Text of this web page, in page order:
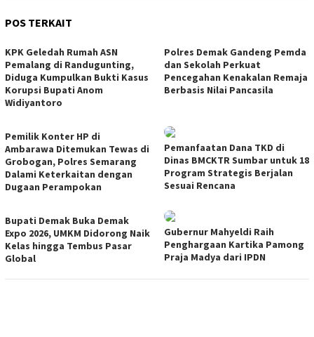
POS TERKAIT
KPK Geledah Rumah ASN
Pemalang di Randugunting,
Diduga Kumpulkan Bukti Kasus
Korupsi Bupati Anom
Widiyantoro
Polres Demak Gandeng Pemda
dan Sekolah Perkuat
Pencegahan Kenakalan Remaja
Berbasis Nilai Pancasila
Pemilik Konter HP di
Ambarawa Ditemukan Tewas di
Grobogan, Polres Semarang
Dalami Keterkaitan dengan
Dugaan Perampokan
Pemanfaatan Dana TKD di
Dinas BMCKTR Sumbar untuk 18
Program Strategis Berjalan
Sesuai Rencana
Bupati Demak Buka Demak
Expo 2026, UMKM Didorong Naik
Kelas hingga Tembus Pasar
Global
Gubernur Mahyeldi Raih
Penghargaan Kartika Pamong
Praja Madya dari IPDN